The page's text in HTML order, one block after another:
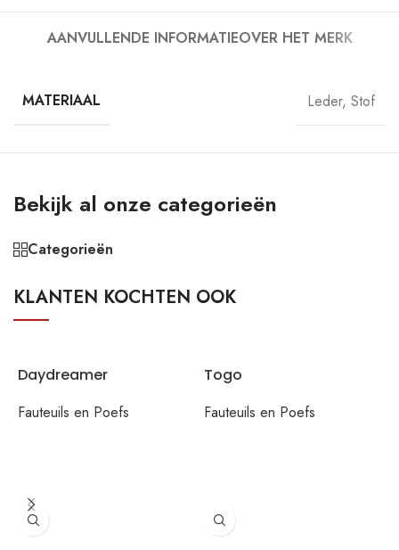
AANVULLENDE INFORMATIEOVER HET MERK
MATERIAAL Leder, Stof
Bekijk al onze categorieën
Categorieën
KLANTEN KOCHTEN OOK
Daydreamer
Fauteuils en Poefs
Togo
Fauteuils en Poefs